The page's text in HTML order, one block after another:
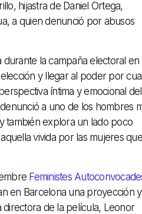
hijastra de Daniel Ortega,
a quien denunció por abusos
durante la campaña electoral en
y llegar al poder por
íntima y emocional del
a uno de los hombres
también explora un lado poco
vivida por las mujeres que
Feministes
en Barcelona una proyección
de la película, Leonor